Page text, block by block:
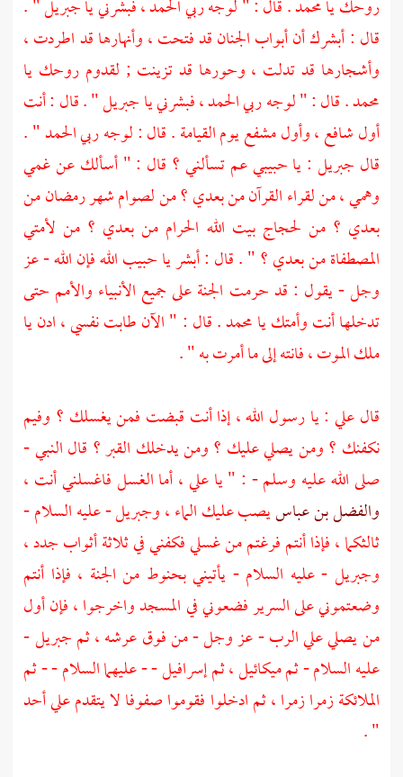
روحك يامحمد. قال : " لوجه ربي الحمد ، فبشرني ياجبريل" .
قال : أبشرك أن أبواب الجنان قد فتحت ، وأنهارها قد اطردت ،
وأشجارها قد تدلت ، وحورها قد تزينت ; لقدوم روحك يا
محمد. قال : " لوجه ربي الحمد ، فبشرني ياجبريل" . قال : أنت
أول شافع ، وأول مشفع يوم القيامة . قال : لوجه ربي الحمد " .
قال جبريل : يا حبيبي عم تسألني ؟ قال : " أسألك عن غمي
وهمي ، من لقراء القرآن من بعدي ؟ من لصوام شهر رمضان من
بعدي ؟ من لحجاج بيت الله الحرام من بعدي ؟ من لأمتي
المصطفاة من بعدي ؟ " . قال : أبشر يا حبيب الله فإن الله - عز
وجل - يقول : قد حرمت الجنة على جميع الأنبياء والأمم حتى
تدخلها أنت وأمتك يا محمد . قال : " الآن طابت نفسي ، ادن يا
ملك الموت ، فانته إلى ما أمرت به " .
قالعلي : يا رسول الله ، إذا أنت قبضت فمن يغسلك ؟ وفيم
نكفنك ؟ ومن يصلي عليك ؟ ومن يدخلك القبر ؟ قال النبي -
صلى الله عليه وسلم - : " ياعلي، أما الغسل فاغسلني أنت ،
والفضل بن عباسيصب عليك الماء ،وجبريل- عليه السلام -
ثالثكما ، فإذا أنتم فرغتم من غسلي فكفني في ثلاثة أثواب جدد ،
وجبريل - عليه السلام - يأتيني بحنوط من الجنة ، فإذا أنتم
وضعتموني على السرير فضعوني في المسجد واخرجوا ، فإن أول
من يصلي علي الرب - عز وجل - من فوق عرشه ، ثمجبريل-
عليه السلام - ثمميكائيل، ثمإسرافيل- - عليهما السلام - - ثم
الملائكة زمرا زمرا ، ثم ادخلوا فقوموا صفوفا لا يتقدم علي أحد
" .